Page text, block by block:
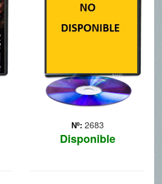
Nº: 2683
Disponible
a investigar una serie de
asesinatos que parecen
tener relación con
posesiones demoníacas y